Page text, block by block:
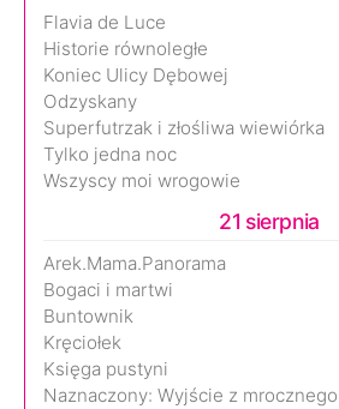
Flavia de Luce
Historie równoległe
Koniec Ulicy Dębowej
Odzyskany
Superfutrzak i złośliwa wiewiórka
Tylko jedna noc
Wszyscy moi wrogowie
21 sierpnia
Arek.Mama.Panorama
Bogaci i martwi
Buntownik
Kręciołek
Księga pustyni
Naznaczony: Wyjście z